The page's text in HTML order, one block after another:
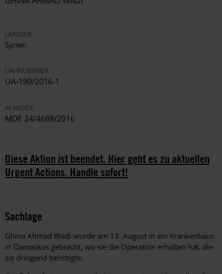
LÄNDER
Syrien
UA-NUMMER
UA-190/2016-1
AI INDEX
MDE 24/4688/2016
Diese Aktion ist beendet. Hier geht es zu aktuellen
Urgent Actions. Handle sofort!
Sachlage
Ghina Ahmad Wadi wurde am 13. August in ein Krankenhaus
in Damaskus gebracht, wo sie die Operation erhalten hat, die
sie dringend benötigte.